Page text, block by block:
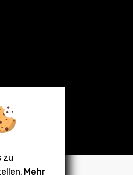
zu
Mehr